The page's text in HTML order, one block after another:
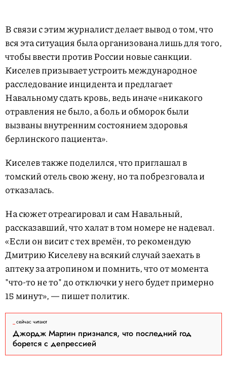
В связи с этим журналист делает вывод о том, что
вся эта ситуация была организована лишь для того,
чтобы ввести против России новые санкции.
Киселев призывает устроить международное
расследование инцидента и предлагает
Навальному сдать кровь, ведь иначе «никакого
отравления не было, а боль и обморок были
вызваны внутренним состоянием здоровья
берлинского пациента».
Киселев также поделился, что приглашал в
томский отель свою жену, но та побрезговала и
отказалась.
На сюжет отреагировал и сам Навальный,
рассказавший, что халат в том номере не надевал.
«Если он висит с тех времён, то рекомендую
Дмитрию Киселеву на всякий случай заехать в
аптеку за атропином и помнить, что от момента
"что-то не то" до отключки у него будет примерно
15 минут», — пишет политик.
сейчас читают
Джордж Мартин признался, что последний год
борется с депрессией